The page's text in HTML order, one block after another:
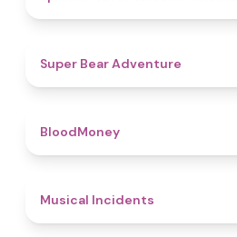
Super Bear Adventure
BloodMoney
Musical Incidents